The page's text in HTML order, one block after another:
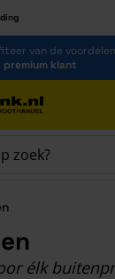
van de
premium klant
élk